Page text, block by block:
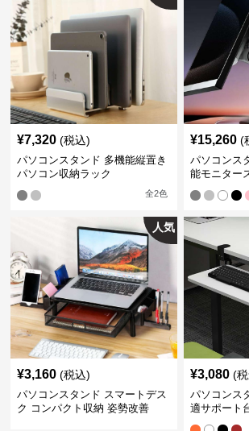
¥7,320 (税込)
パソコンスタンド 多機能縦置き
パソコン収納ラック
全2色
¥15,260 (
パソコンス
能モニター
人気
¥3,160 (税込)
パソコンスタンド スマートデス
ク コンパクト収納 姿勢改善
¥3,080 (
パソコンス
適サポート